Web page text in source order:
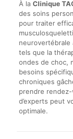
À la Clinique
des soins
pour traiter
neurovertébrale
tels que la
ondes de choc,
besoins
chroniques
prendre
d’experts peut
optimale.